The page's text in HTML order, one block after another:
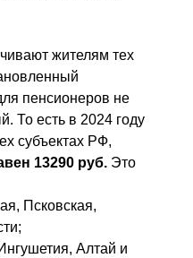
жителям тех
пенсионеров не
То есть в 2024 году
субъектах РФ,
13290 руб.Это
Псковская,
Алтай и